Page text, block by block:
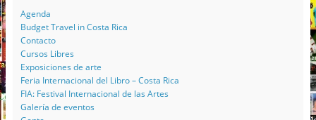
Agenda
Budget Travel in Costa Rica
Contacto
Cursos Libres
Exposiciones de arte
Feria Internacional del Libro – Costa Rica
FIA: Festival Internacional de las Artes
Galería de eventos